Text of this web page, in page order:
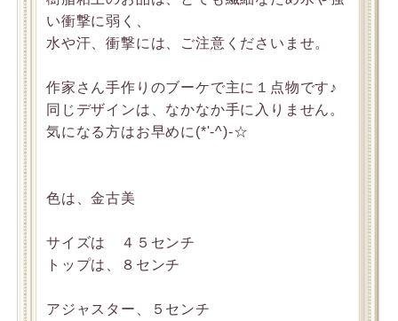
い衝撃に弱く、
水や汗、衝撃には、ご注意くださいませ。
作家さん手作りのブーケで主に１点物です♪
同じデザインは、なかなか手に入りません。
気になる方はお早めに(*'-^)-☆
色は、金古美
サイズは ４５センチ
トップは、８センチ
アジャスター、５センチ